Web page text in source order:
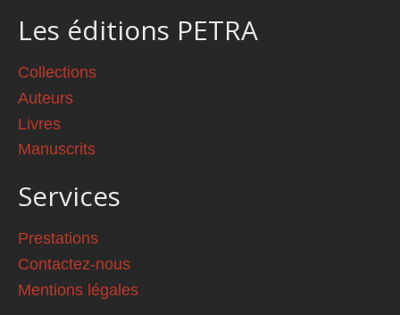
Les éditions PETRA
Collections
Auteurs
Livres
Manuscrits
Services
Prestations
Contactez-nous
Mentions légales